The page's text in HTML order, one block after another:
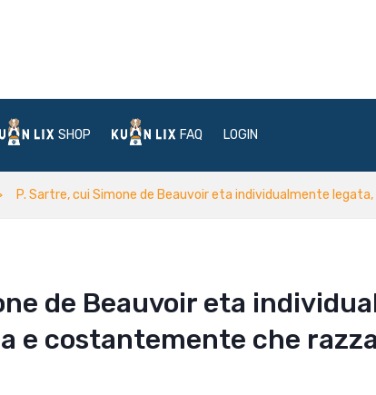
SHOP FAQ LOGIN
P. Sartre, cui Simone de Beauvoir eta individualmente
de Beauvoir eta
e costantemente che